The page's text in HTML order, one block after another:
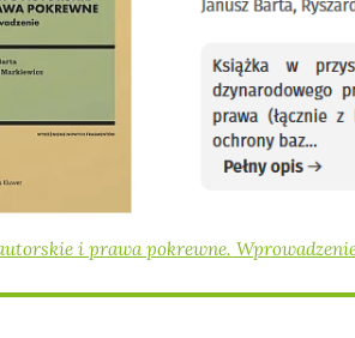
i prawa pokrewne.